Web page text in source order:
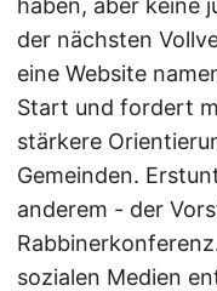
haben, aber keine
der nächsten
eine Website
Start und fordert
stärkere
Gemeinden.
anderem - der
sozialen Medien